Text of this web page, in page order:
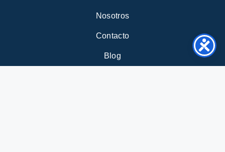
Nosotros
Contacto
Blog